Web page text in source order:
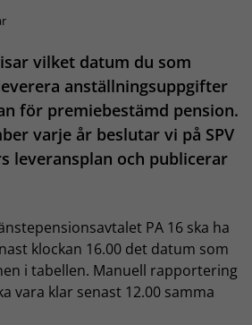
vilket datum du som
anställningsuppgifter
för premiebestämd pension.
varje år beslutar vi på SPV
leveransplan och publicerar
PA 16 ska ha
klockan 16.00 det datum som
i tabellen. Manuell rapportering
vara klar senast 12.00 samma